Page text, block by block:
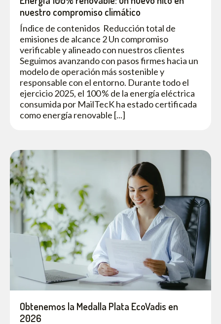
nuestro compromiso climático
Índice de contenidos Reducción total de
emisiones de alcance 2 Un compromiso
verificable y alineado con nuestros clientes
Seguimos avanzando con pasos firmes hacia un
modelo de operación más sostenible y
responsable con el entorno. Durante todo el
ejercicio 2025, el 100 % de la energía eléctrica
consumida por MailTecK ha estado certificada
como energía renovable [...]
Obtenemos la Medalla Plata EcoVadis en
2026